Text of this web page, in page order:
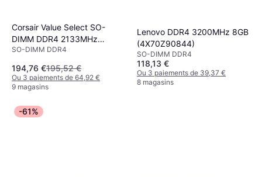
Corsair Value Select SO-
DIMM DDR4 2133MHz
2x8GB
(CMSO16GX4M2A2133C15)
SO-DIMM DDR4
194,76 €195,52 €
Ou 3 paiements de 64,92 €
9 magasins
Lenovo DDR4 3200MHz 8GB
(4X70Z90844)
SO-DIMM DDR4
118,13 €
Ou 3 paiements de 39,37 €
8 magasins
-61%